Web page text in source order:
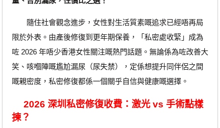
隨住社會觀念進步，女性對生活質素嘅追求已經唔再局
限於外表。由產後修復到更年期保養，「私密處收緊」成為
咗 2026 年唔少香港女性關注嘅熱門話題。無論係為咗改善大
笑、咳嗰陣嘅尷尬漏尿（尿失禁），定係想提升同伴侶之間
嘅親密度，私密修復都係一個關乎自信與健康嘅選擇。
2026 深圳私密修復收費：激光 vs 手術點樣
揀？